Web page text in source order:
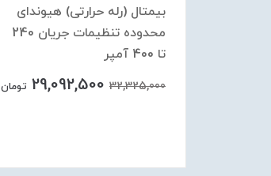
بیمتال (رله حرارتی) هیوندای
محدوده تنظیمات جریان 240
تا 400 آمپر
32,325,000
29,092,500 تومان